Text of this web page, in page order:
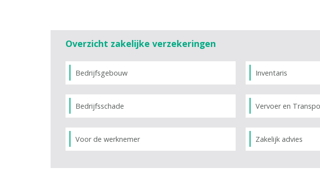
Overzicht zakelijke verzekeringen
Bedrijfsgebouw Inventaris
Bedrijfsschade Vervoer en
Voor de werknemer Zakelijk advies